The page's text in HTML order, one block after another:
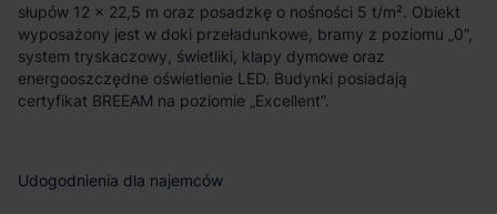
słupów 12 × 22,5 m oraz posadzkę o nośności 5 t/m². Obiekt
wyposażony jest w doki przeładunkowe, bramy z poziomu „0”,
system tryskaczowy, świetliki, klapy dymowe oraz
energooszczędne oświetlenie LED. Budynki posiadają
certyfikat BREEAM na poziomie „Excellent”.
Udogodnienia dla najemców